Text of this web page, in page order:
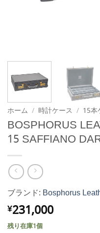
ホーム / 時計ケース / 15本
BOSPHORUS
15 SAFFIANO
ブランド: Bosphorus
¥231,000
残り在庫1個